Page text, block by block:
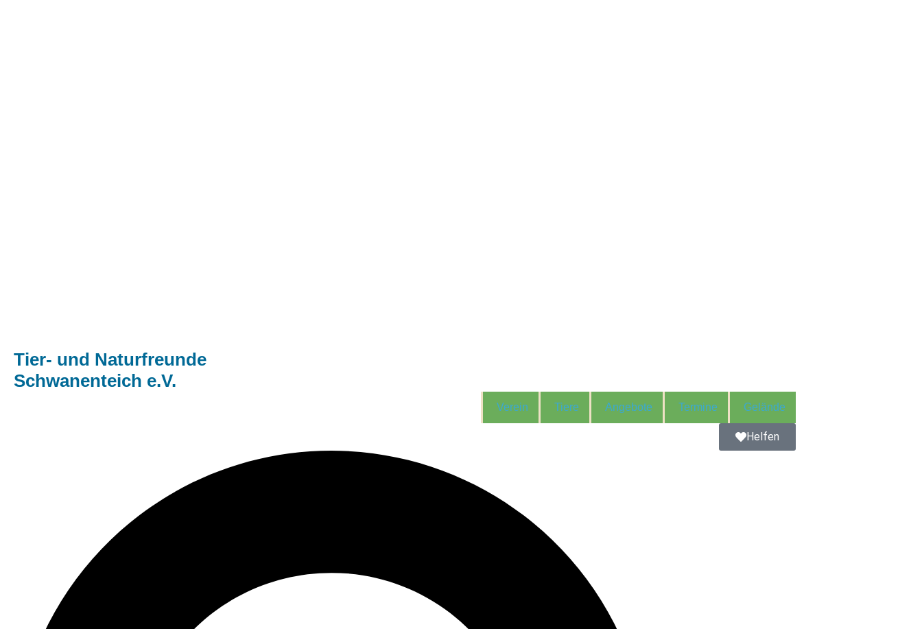
Tier- und Naturfreunde
Schwanenteich e.V.
Verein Tiere Angebote Termine Gelände
Helfen